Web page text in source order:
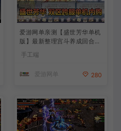
爱游网单亲测【盛世芳华单机
版】最新整理宫斗养成回合抽
一键端视频教学+linux手工外
手工端
爱游网单 280